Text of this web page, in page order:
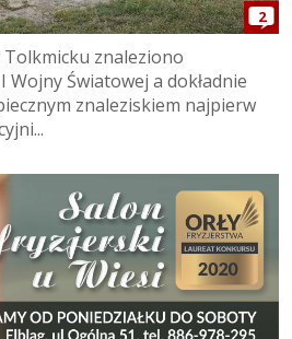
2
Tolkmicku znaleziono
Wojny Światowej a dokładnie
znaleziskiem najpierw